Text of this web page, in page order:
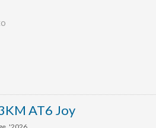
AT6 Joy